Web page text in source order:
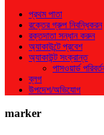
প্রথম পাতা
রক্তের গ্রুপ নিবন্ধিকরন
রক্তদাতা সন্ধান করুন
অ্যাকাউন্টে প্রবেশ
অ্যাকাউন্ট সংক্রান্ত
পাসওয়ার্ড
ব্লগ
উপদেশ/অভিযোগ
marker